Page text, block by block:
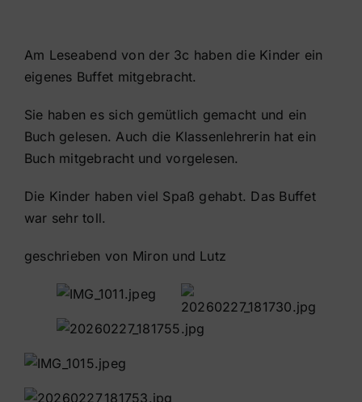
Am Leseabend von der 3c haben die Kinder ein
eigenes Buffet mitgebracht.
Sie haben es sich gemütlich gemacht und ein
Buch gelesen. Auch die Klassenlehrerin hat ein
Buch mitgebracht und vorgelesen.
Die Kinder haben viel Spaß gehabt. Das Buffet
war sehr toll.
geschrieben von Miron und Lutz